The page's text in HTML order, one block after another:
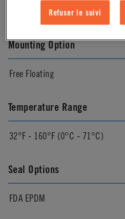
Mounting Option
Free Floating
Temperature Range
32°F - 160°F (0°C - 71°C)
Seal Options
FDA EPDM
Refuser le suivi